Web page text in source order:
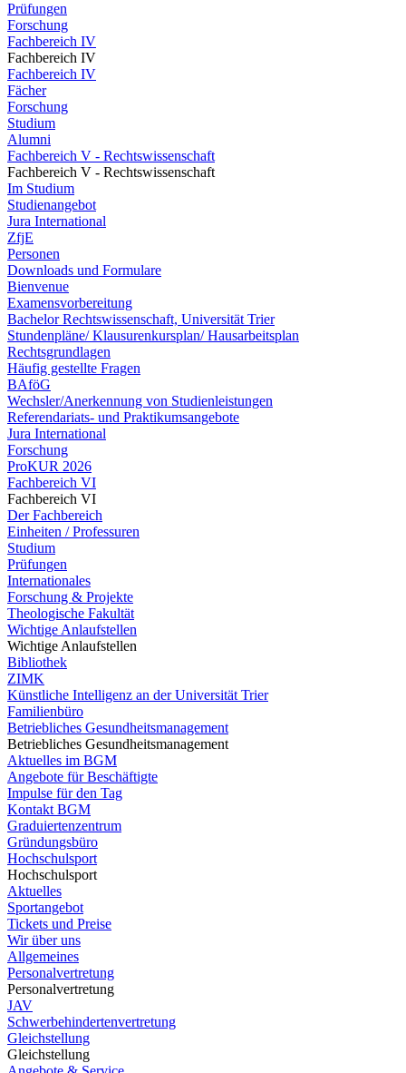
Prüfungen
Forschung
Fachbereich IV
Fachbereich IV
Fachbereich IV
Fächer
Forschung
Studium
Alumni
Fachbereich V - Rechtswissenschaft
Fachbereich V - Rechtswissenschaft
Im Studium
Studienangebot
Jura International
ZfjE
Personen
Downloads und Formulare
Bienvenue
Examensvorbereitung
Bachelor Rechtswissenschaft, Universität Trier
Stundenpläne/ Klausurenkursplan/ Hausarbeitsplan
Rechtsgrundlagen
Häufig gestellte Fragen
BAföG
Wechsler/Anerkennung von Studienleistungen
Referendariats- und Praktikumsangebote
Jura International
Forschung
ProKUR 2026
Fachbereich VI
Fachbereich VI
Der Fachbereich
Einheiten / Professuren
Studium
Prüfungen
Internationales
Forschung & Projekte
Theologische Fakultät
Wichtige Anlaufstellen
Wichtige Anlaufstellen
Bibliothek
ZIMK
Künstliche Intelligenz an der Universität Trier
Familienbüro
Betriebliches Gesundheitsmanagement
Betriebliches Gesundheitsmanagement
Aktuelles im BGM
Angebote für Beschäftigte
Impulse für den Tag
Kontakt BGM
Graduiertenzentrum
Gründungsbüro
Hochschulsport
Hochschulsport
Aktuelles
Sportangebot
Tickets und Preise
Wir über uns
Allgemeines
Personalvertretung
Personalvertretung
JAV
Schwerbehindertenvertretung
Gleichstellung
Gleichstellung